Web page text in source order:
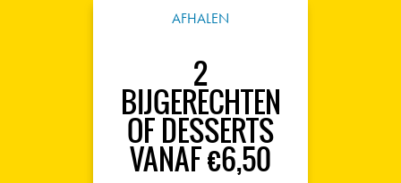
AFHALEN
2
BIJGERECHTEN
OF DESSERTS
VANAF €6,50